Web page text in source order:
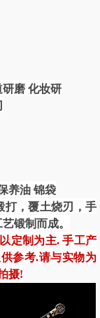
研磨 化妆研
养油 锦袋
打，覆土烧刃，手
锻制而成。
定制为主. 手工产
参考.请与实物为
摄!